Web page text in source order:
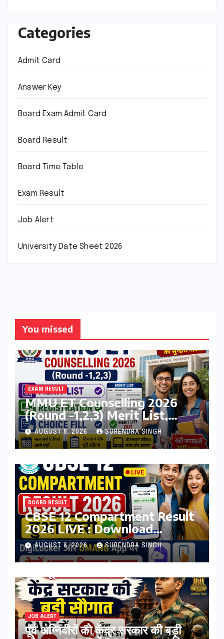
Categories
Admit Card
Answer Key
Board Exam Admit Card
Board Result
Board Time Table
Exam Result
Job Alert
University Date Sheet 2026
You missed
EXAM RESULT
MMU ET Counselling 2026
(Round -1,2,3) Merit List,
Registration, Choice Filling
AUGUST 8, 2026 SURENDRA SINGH
BOARD RESULT
CBSE 12 Compartment Result
2026 LIVE : Download
Marksheet at
cbseresults.nic.in, Digilocker
AUGUST 8, 2026 SURENDRA SINGH
JOB ALERT
पूर्व अग्निवीरों को केंद्र सरकार की बड़ी